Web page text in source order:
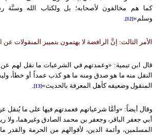
كما هم مخالفون لأصحابه؛ بل ولكتاب الله وسنَّة
وسلم»[12]
.
الأمر الثالث: إنَّ الرافضة لا يهتمون بتمييز المنقولات عن
قال ابن تيمية: «وعمدتهم في الشرعيات ما نقل لهم
النقل منه ما هو صدق ومنه ما هو كذب عمداً أو خطأ،
المنقول وضعيفه كأهل المعرفة بالحديث»[13]
.
وقال أيضاً: «وأمَّا شرعياتهم فعمدتهم فيها على ما يُنقل
أبي جعفر الباقر، وجعفر بن محمد الصادق وغيرهما،
المسلمين، وأئمة الدين، لأقوالهم من الحرمة والقدر